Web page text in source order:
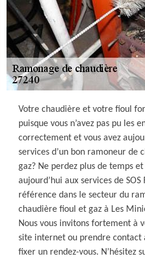
Votre chaudière et votre fioul
puisque vous n’avez pas pu les
correctement et vous avez
services d’un bon ramoneur de
gaz? Ne perdez plus de temps
aujourd’hui aux services de
référence dans le secteur du
chaudière fioul et gaz à Les
Nous vous invitons fortement à
site internet ou prendre contact
fixer un rendez-vous. N’hésitez